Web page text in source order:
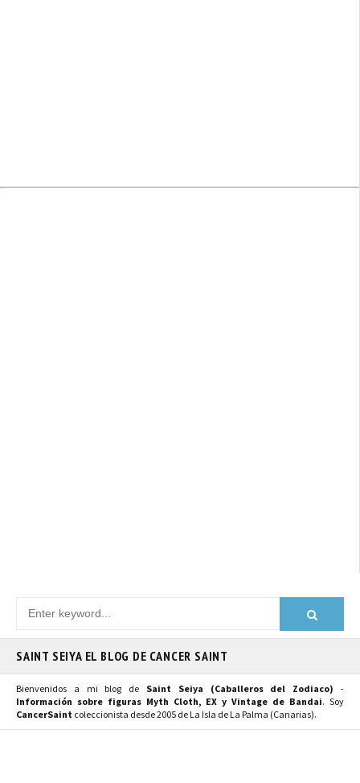
SAINT SEIYA EL BLOG DE CANCER SAINT
Bienvenidos a mi blog de Saint Seiya (Caballeros del Zodiaco) -
Información sobre figuras Myth Cloth, EX y Vintage de Bandai. Soy
CancerSaint coleccionista desde 2005 de La Isla de La Palma (Canarias).